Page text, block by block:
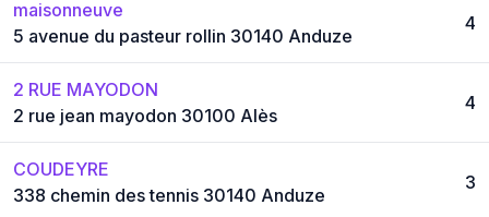
maisonneuve
5 avenue du pasteur rollin 30140 Anduze
4
2 RUE MAYODON
2 rue jean mayodon 30100 Alès
4
COUDEYRE
338 chemin des tennis 30140 Anduze
3